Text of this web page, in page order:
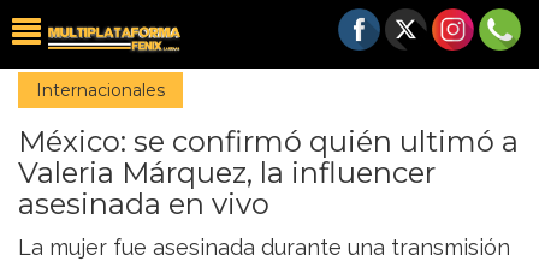
Internacionales
México: se confirmó quién ultimó a
Valeria Márquez, la influencer
asesinada en vivo
La mujer fue asesinada durante una transmisión